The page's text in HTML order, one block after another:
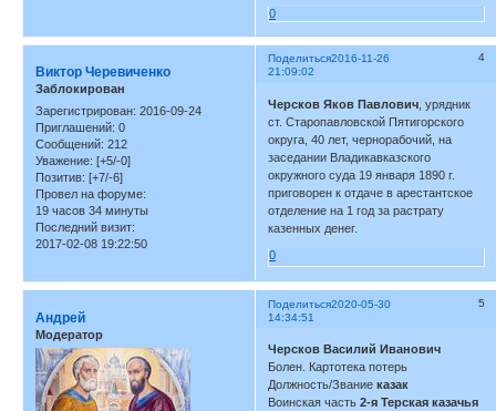
0
Поделиться 4
2016-11-26
21:09:02
Виктор Черевиченко
Заблокирован
Зарегистрирован: 2016-09-24
Приглашений: 0
Сообщений: 212
Уважение: [+5/-0]
Позитив: [+7/-6]
Провел на форуме:
19 часов 34 минуты
Последний визит:
2017-02-08 19:22:50
Черсков Яков Павлович , урядник
ст. Старопавловской Пятигорского
округа, 40 лет, чернорабочий, на
заседании Владикавказского
окружного суда 19 января 1890 г.
приговорен к отдаче в арестантское
отделение на 1 год за растрату
казенных денег.
0
Поделиться 5
2020-05-30
14:34:51
Андрей
Модератор
Черсков Василий Иванович
Болен. Картотека потерь
Должность/Званиеказак
Воинская часть2-я Терская казачья